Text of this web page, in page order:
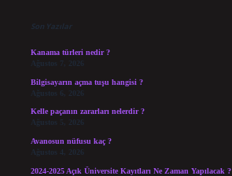
Son Yazılar
Kanama türleri nedir ?
Ağustos 7, 2026
Bilgisayarın açma tuşu hangisi ?
Ağustos 6, 2026
Kelle paçanın zararları nelerdir ?
Ağustos 5, 2026
Avanosun nüfusu kaç ?
Ağustos 4, 2026
2024-2025 Açık Üniversite Kayıtları Ne Zaman Yapılacak ?